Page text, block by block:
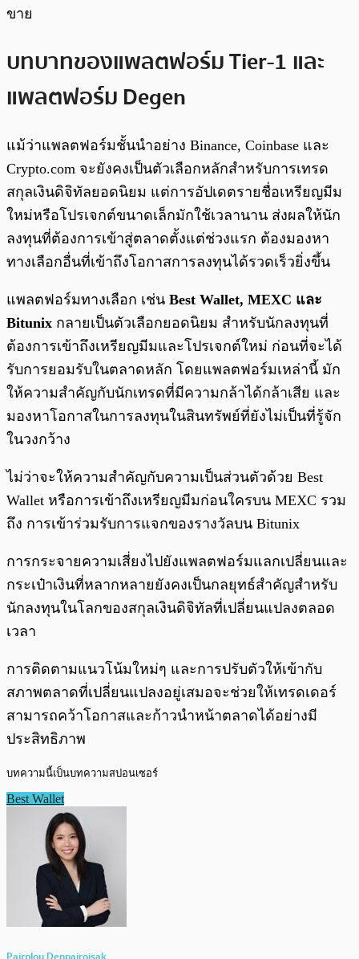
ขาย
บทบาทของแพลตฟอร์ม Tier-1 และ
แพลตฟอร์ม Degen
แม้ว่าแพลตฟอร์มชั้นนำอย่าง Binance, Coinbase และ
Crypto.com จะยังคงเป็นตัวเลือกหลักสำหรับการเทรด
สกุลเงินดิจิทัลยอดนิยม แต่การอัปเดตรายชื่อเหรียญมีม
ใหม่หรือโปรเจกต์ขนาดเล็กมักใช้เวลานาน ส่งผลให้นัก
ลงทุนที่ต้องการเข้าสู่ตลาดตั้งแต่ช่วงแรก ต้องมองหา
ทางเลือกอื่นที่เข้าถึงโอกาสการลงทุนได้รวดเร็วยิ่งขึ้น
แพลตฟอร์มทางเลือก เช่น Best Wallet, MEXC และ
Bitunix กลายเป็นตัวเลือกยอดนิยม สำหรับนักลงทุนที่
ต้องการเข้าถึงเหรียญมีมและโปรเจกต์ใหม่ ก่อนที่จะได้
รับการยอมรับในตลาดหลัก โดยแพลตฟอร์มเหล่านี้ มัก
ให้ความสำคัญกับนักเทรดที่มีความกล้าได้กล้าเสีย และ
มองหาโอกาสในการลงทุนในสินทรัพย์ที่ยังไม่เป็นที่รู้จัก
ในวงกว้าง
ไม่ว่าจะให้ความสำคัญกับความเป็นส่วนตัวด้วย Best
Wallet หรือการเข้าถึงเหรียญมีมก่อนใครบน MEXC รวม
ถึง การเข้าร่วมรับการแจกของรางวัลบน Bitunix
การกระจายความเสี่ยงไปยังแพลตฟอร์มแลกเปลี่ยนและ
กระเป๋าเงินที่หลากหลายยังคงเป็นกลยุทธ์สำคัญสำหรับ
นักลงทุนในโลกของสกุลเงินดิจิทัลที่เปลี่ยนแปลงตลอด
เวลา
การติดตามแนวโน้มใหม่ๆ และการปรับตัวให้เข้ากับ
สภาพตลาดที่เปลี่ยนแปลงอยู่เสมอจะช่วยให้เทรดเดอร์
สามารถคว้าโอกาสและก้าวนำหน้าตลาดได้อย่างมี
ประสิทธิภาพ
บทความนี้เป็นบทความสปอนเซอร์
Best Wallet